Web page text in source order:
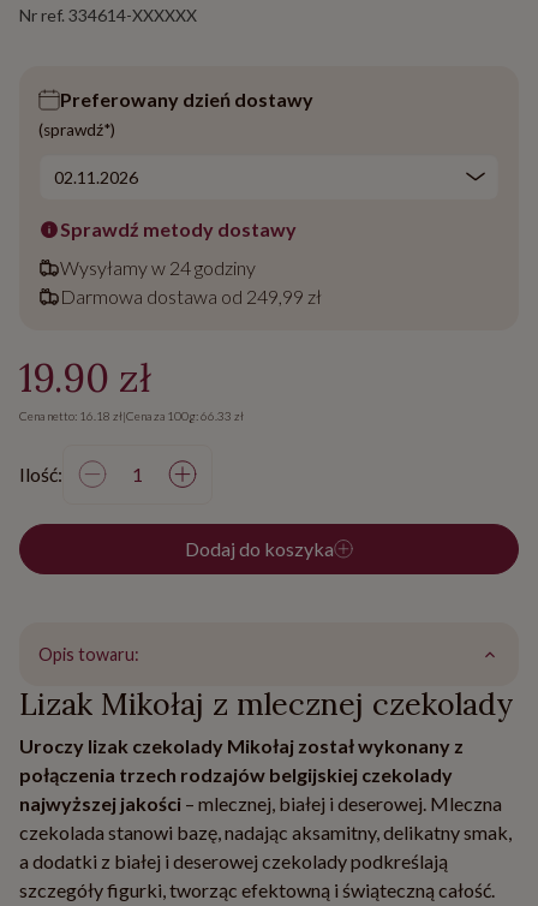
Nr ref. 334614-XXXXXX
Preferowany dzień dostawy
(sprawdź*)
Sprawdź metody dostawy
Wysyłamy w 24 godziny
Darmowa dostawa od 249,99 zł
19.90 zł
Cena netto: 16.18 zł|Cena za 100g: 66.33 zł
Ilość:
Dodaj do koszyka
Opis towaru:
Lizak Mikołaj z mlecznej czekolady
Uroczy lizak czekolady Mikołaj został wykonany z
połączenia trzech rodzajów belgijskiej czekolady
najwyższej jakości – mlecznej, białej i deserowej. Mleczna
czekolada stanowi bazę, nadając aksamitny, delikatny smak,
a dodatki z białej i deserowej czekolady podkreślają
szczegóły figurki, tworząc efektowną i świąteczną całość.